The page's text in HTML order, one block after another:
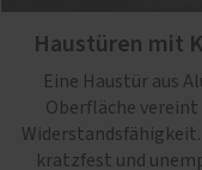
Haustüren mit
Eine Haustür aus
Oberfläche
kratzfest und